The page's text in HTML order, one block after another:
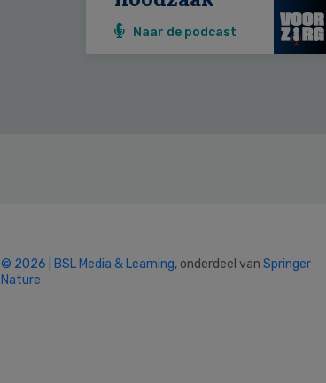
Naar de podcast
© 2026 | BSL Media & Learning, onderdeel van Springer
Nature